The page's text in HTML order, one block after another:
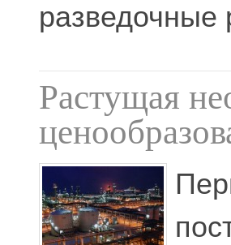
разведочные
Растущая